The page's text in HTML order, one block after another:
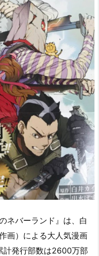
ネバーランド』は、白
画）による大人気漫画
計発行部数は2600万部